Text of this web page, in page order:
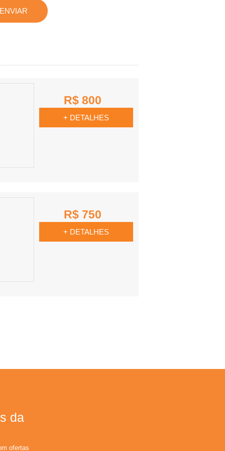
R$ 800
+ DETALHES
R$ 750
+ DETALHES
da
ofertas